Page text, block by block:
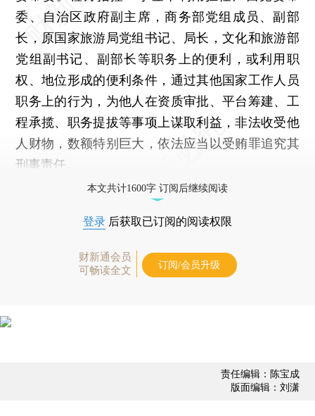
委、自治区政府副主席，商务部党组成员、副部
长，原国家旅游局党组书记、局长，文化和旅游部
党组副书记、副部长等职务上的便利，或利用职
权、地位形成的便利条件，通过其他国家工作人员
职务上的行为，为他人在资质审批、平台筹建、工
程承揽、职务提拔等事项上谋取利益，非法收受他
人财物，数额特别巨大，依法应当以受贿罪追究其
刑事责任。
本文共计1600字 订阅后继续阅读
登录 后获取已订阅的阅读权限
财新通会员
可畅读全文
订阅/会员升级
责任编辑：陈宝成
版面编辑：刘潇